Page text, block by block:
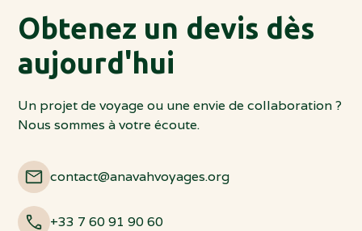
Obtenez un devis dès
aujourd'hui
Un projet de voyage ou une envie de collaboration ?
Nous sommes à votre écoute.
contact@anavahvoyages.org
+33 7 60 91 90 60